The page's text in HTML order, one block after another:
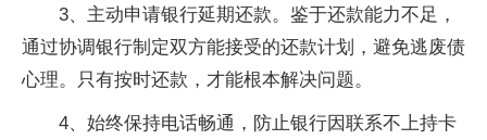
3、主动申请银行延期还款。鉴于还款能力不足，
通过协调银行制定双方能接受的还款计划，避免逃废债
心理。只有按时还款，才能根本解决问题。
4、始终保持电话畅通，防止银行因联系不上持卡